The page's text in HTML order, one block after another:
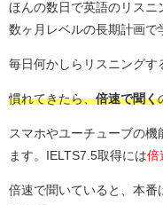
ほんの数日で英語のリスニ
数ヶ月レベルの長期計画で
毎日何かしらリスニングす
慣れてきたら、倍速で聞く
スマホやユーチューブの機
ます。IELTS7.5取得には倍
倍速で聞いていると、本番